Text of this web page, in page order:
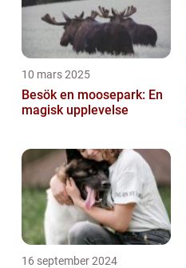
10 mars 2025
Besök en moosepark: En
magisk upplevelse
16 september 2024